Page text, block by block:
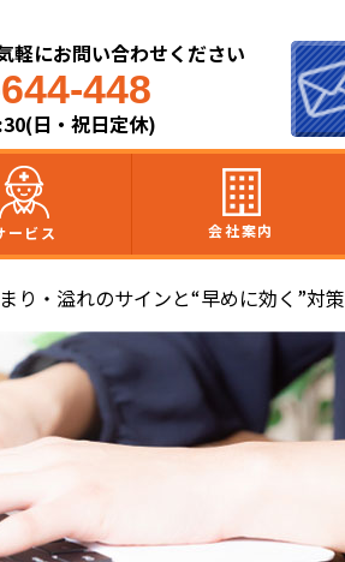
軽にお問い合わせください
448
日・祝日定休)
ービス 会社案内
り・溢れのサインと“早めに効く”対策